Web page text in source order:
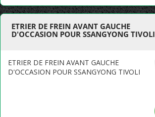
ETRIER DE FREIN AVANT GAUCHE
D'OCCASION POUR SSANGYONG TIVOLI
ETRIER DE FREIN AVANT GAUCHE
D'OCCASION POUR SSANGYONG TIVOLI